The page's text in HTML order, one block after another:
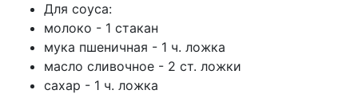
Для соуса:
молоко - 1 стакан
мука пшеничная - 1 ч. ложка
масло сливочное - 2 ст. ложки
сахар - 1 ч. ложка